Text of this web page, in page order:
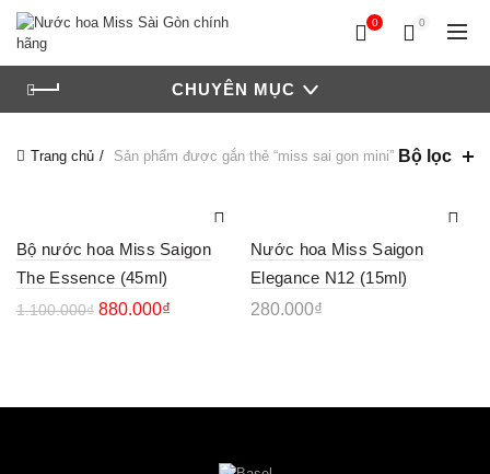
0 0
CHUYÊN MỤC
Trang chủ Sản phẩm được gắn thẻ “miss sai gon mini” Bộ lọc
Bộ nước hoa Miss Saigon
The Essence (45ml)
1.100.000₫ 880.000₫
Nước hoa Miss Saigon
Elegance N12 (15ml)
280.000₫